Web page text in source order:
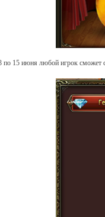
по 15 июня любой игрок сможет с